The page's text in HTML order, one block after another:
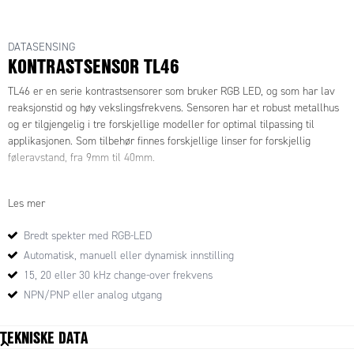
DATASENSING
KONTRASTSENSOR TL46
TL46 er en serie kontrastsensorer som bruker RGB LED, og som har lav
reaksjonstid og høy vekslingsfrekvens. Sensoren har et robust metallhus
og er tilgjengelig i tre forskjellige modeller for optimal tilpassing til
applikasjonen. Som tilbehør finnes forskjellige linser for forskjellig
føleravstand, fra 9mm til 40mm.
Les mer
Bredt spekter med RGB-LED
Automatisk, manuell eller dynamisk innstilling
15, 20 eller 30 kHz change-over frekvens
NPN/PNP eller analog utgang
TEKNISKE DATA